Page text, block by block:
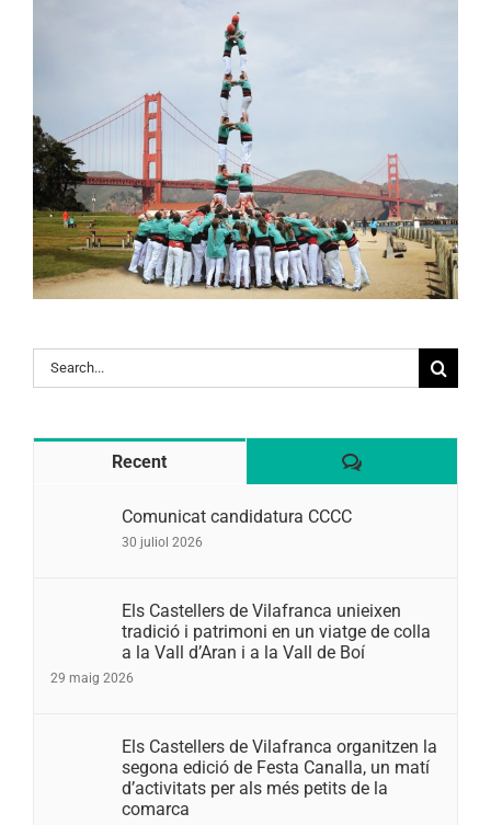
Search
for:
Recent Comentaris
Comunicat candidatura CCCC
30 juliol 2026
Els Castellers de Vilafranca unieixen
tradició i patrimoni en un viatge de colla
a la Vall d’Aran i a la Vall de Boí
29 maig 2026
Els Castellers de Vilafranca organitzen la
segona edició de Festa Canalla, un matí
d’activitats per als més petits de la
comarca